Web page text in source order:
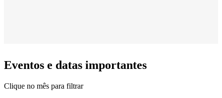
Eventos e datas importantes
Clique no mês para filtrar